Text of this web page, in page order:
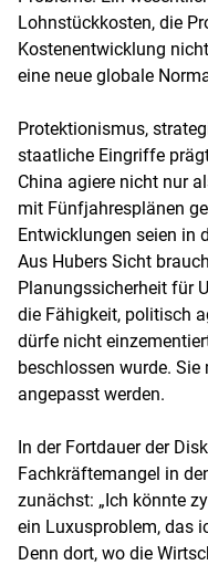
Lohnstückkosten, die
Kostenentwicklung
eine neue globale
Protektionismus,
staatliche Eingriffe
China agiere nicht nur
mit Fünfjahresplänen
Entwicklungen seien in
Aus Hubers Sicht
Planungssicherheit für
die Fähigkeit, politisch
dürfe nicht
beschlossen wurde.
angepasst werden.
In der Fortdauer der
Fachkräftemangel in
zunächst: „Ich könnte
ein Luxusproblem, das
Denn dort, wo die